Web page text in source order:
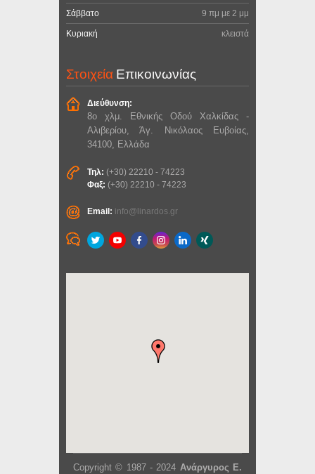
Σάββατο 9 πμ με 2 μμ
Κυριακή κλειστά
ΣτοιχείαΕπικοινωνίας
Διεύθυνση:
8ο χλμ. Εθνικής Οδού Χαλκίδας -
Αλιβερίου, Άγ. Νικόλαος Ευβοίας,
34100, Ελλάδα
Τηλ: (+30) 22210 - 74223
Φαξ: (+30) 22210 - 74223
Email: info@linardos.gr
Copyright © 1987 - 2024 Ανάργυρος Ε.